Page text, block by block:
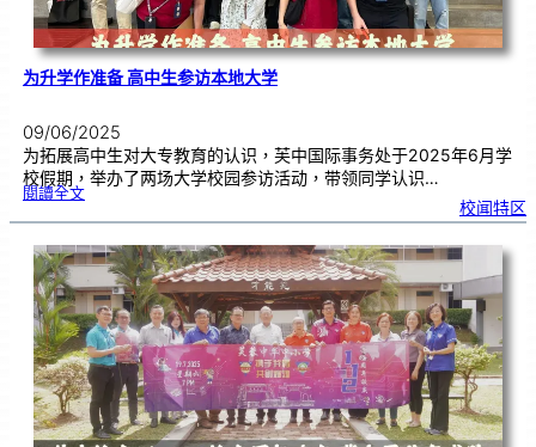
为升学作准备 高中生参访本地大学
09/06/2025
为拓展高中生对大专教育的认识，芙中国际事务处于2025年6月学
校假期，举办了两场大学校园参访活动，带领同学认识…
閱讀全文:为
学
作
备
高
中
生
参
访
本
地
大
学
校闻特区